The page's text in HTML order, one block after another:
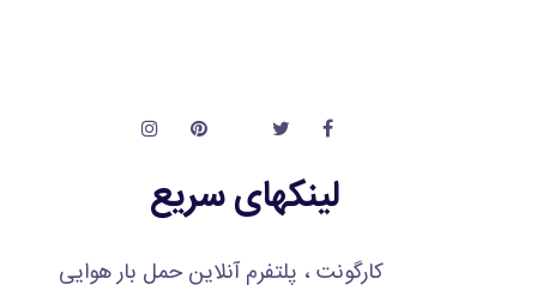
لینکهای سریع
کارگونت ، پلتفرم آنلاین حمل بار هوایی